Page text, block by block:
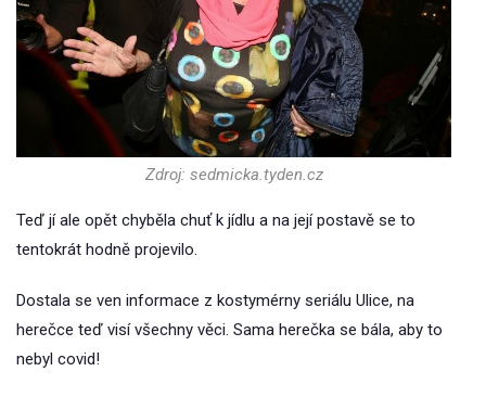
Zdroj: sedmicka.tyden.cz
Teď jí ale opět chyběla chuť k jídlu a na její postavě se to
tentokrát hodně projevilo.
Dostala se ven informace z kostymérny seriálu Ulice, na
herečce teď visí všechny věci. Sama herečka se bála, aby to
nebyl covid!